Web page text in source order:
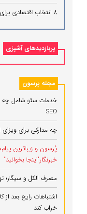
۸ انتخاب اقتصادی برای نذری محرم؛ ساده، مقوی و کم‌هزینه
پربازدیدهای آشپزی
مجله پرسون
خدمات سئو شامل چه
SEO
چه مدارکی برای ویزای
پُرسون و زیباترین
خبرنگار"اینجا بخوانید"
مصرف الکل و سیگار؛
اشتباهات رایج بعد
خراب کند